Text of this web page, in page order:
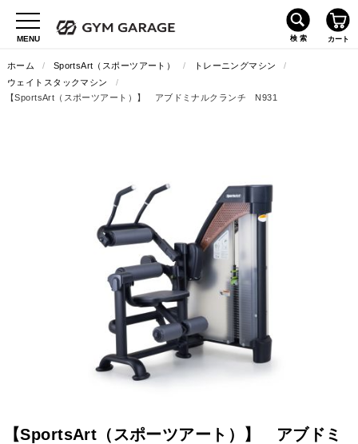
ホーム / SportsArt（スポーツアート） / トレーニングマシン
/
ウェイトスタックマシン
/
【SportsArt（スポーツアート）】 アブドミナルクランチ N931
【SportsArt（スポーツアート）】 アブドミ